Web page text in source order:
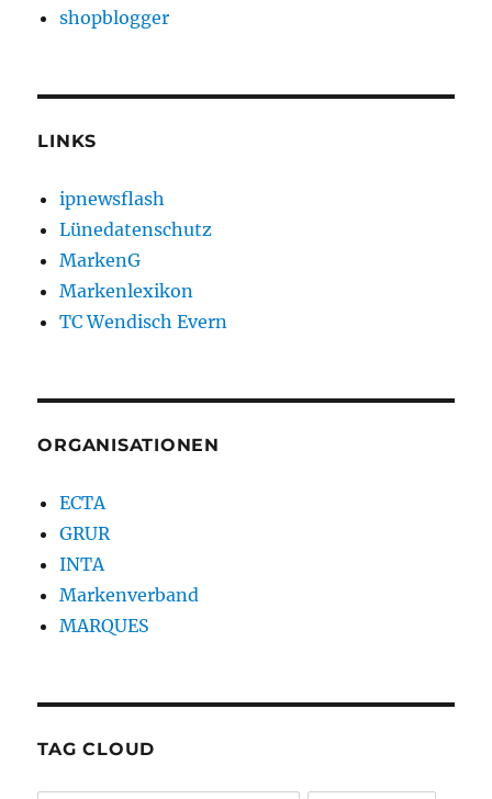
shopblogger
LINKS
ipnewsflash
Lünedatenschutz
MarkenG
Markenlexikon
TC Wendisch Evern
ORGANISATIONEN
ECTA
GRUR
INTA
Markenverband
MARQUES
TAG CLOUD